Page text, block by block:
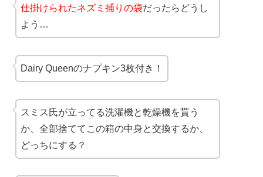
仕掛けられたネズミ捕りの袋だったらどうし
よう…
Dairy Queenのナプキン3枚付き！
スミス氏が立ってる洗濯機と乾燥機を貰う
か、全部捨ててこの箱の中身と交換するか、
どっちにする？